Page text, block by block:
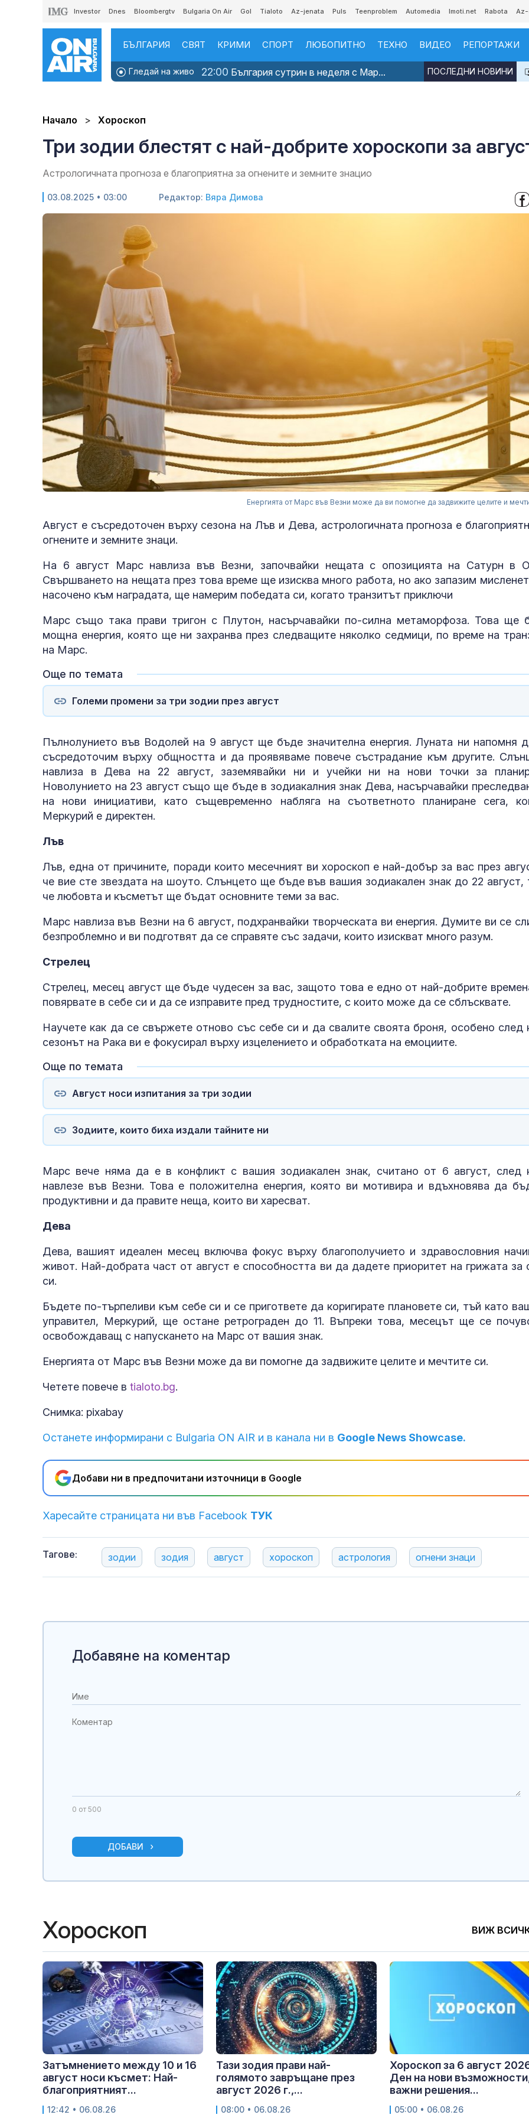
Investor Dnes Bloombergtv Bulgaria On Air Gol Tialoto Az-jenata Puls Teenproblem Automedia Imoti.net Rabota
БЪЛГАРИЯ СВЯТ КРИМИ СПОРТ ЛЮБОПИТНО ТЕХНО ВИДЕО РЕПОРТАЖИ
Гледай на живо 22:00 България сутрин в неделя с Мар... ПОСЛЕДНИ НОВИНИ
Начало Хороскоп
Три зодии блестят с най-добрите хороскопи за
Астрологичната прогноза е благоприятна за огнените и земните знацио
03.08.2025 • 03:00 Редактор: Вяра Димова
Енергията от Марс във Везни може да ви помогне да задвижите целите и
Август е съсредоточен върху сезона на Лъв и Дева, астрологичната прогноза е
огнените и земните знаци.
На 6 август Марс навлиза във Везни, започвайки нещата с опозицията на Сатурн в
Свършването на нещата през това време ще изисква много работа, но ако запазим
насочено към наградата, ще намерим победата си, когато транзитът приключи
Марс също така прави тригон с Плутон, насърчавайки по-силна метаморфоза. Това ще
мощна енергия, която ще ни захранва през следващите няколко седмици, по време на
на Марс.
Още по темата
Големи промени за три зодии през август
Пълнолунието във Водолей на 9 август ще бъде значителна енергия. Луната ни напомня
съсредоточим върху общността и да проявяваме повече състрадание към другите.
навлиза в Дева на 22 август, заземявайки ни и учейки ни на нови точки за
Новолунието на 23 август също ще бъде в зодиакалния знак Дева, насърчавайки
на нови инициативи, като същевременно набляга на съответното планиране сега,
Меркурий е директен.
Лъв
Лъв, една от причините, поради които месечният ви хороскоп е най-добър за вас през
че вие сте звездата на шоуто. Слънцето ще бъде във вашия зодиакален знак до 22 август,
че любовта и късметът ще бъдат основните теми за вас.
Марс навлиза във Везни на 6 август, подхранвайки творческата ви енергия. Думите ви се
безпроблемно и ви подготвят да се справяте със задачи, които изискват много разум.
Стрелец
Стрелец, месец август ще бъде чудесен за вас, защото това е едно от най-добрите
повярвате в себе си и да се изправите пред трудностите, с които може да се сблъсквате.
Научете как да се свържете отново със себе си и да свалите своята броня, особено след
сезонът на Рака ви е фокусирал върху изцелението и обработката на емоциите.
Още по темата
Август носи изпитания за три зодии
Зодиите, които биха издали тайните ни
Марс вече няма да е в конфликт с вашия зодиакален знак, считано от 6 август, след
навлезе във Везни. Това е положителна енергия, която ви мотивира и вдъхновява да
продуктивни и да правите неща, които ви харесват.
Дева
Дева, вашият идеален месец включва фокус върху благополучието и здравословния
живот. Най-добрата част от август е способността ви да дадете приоритет на грижата за
си.
Бъдете по-търпеливи към себе си и се пригответе да коригирате плановете си, тъй като
управител, Меркурий, ще остане ретрограден до 11. Въпреки това, месецът ще се
освобождаващ с напускането на Марс от вашия знак.
Енергията от Марс във Везни може да ви помогне да задвижите целите и мечтите си.
Четете повече в tialoto.bg.
Снимка: pixabay
Останете информирани с Bulgaria ON AIR и в канала ни в Google News Showcase.
Добави ни в предпочитани източници в Google
Харесайте страницата ни във Facebook ТУК
Тагове: зодии зодия август хороскоп астрология огнени знаци
Меган
бански в
ЧРД
противоракетен радар
Шон Мендес
Добавяне на коментар
0 от 500
ДОБАВИ
Хороскоп ВИЖ
Затъмнението между 10 и 16
август носи късмет: Най-
благоприятният...
12:42 • 06.08.26
Тази зодия прави най-
голямото завръщане през
август 2026 г.,...
08:00 • 06.08.26
Хороскоп за 6 август
Ден на нови
важни решения...
05:00 • 06.08.26